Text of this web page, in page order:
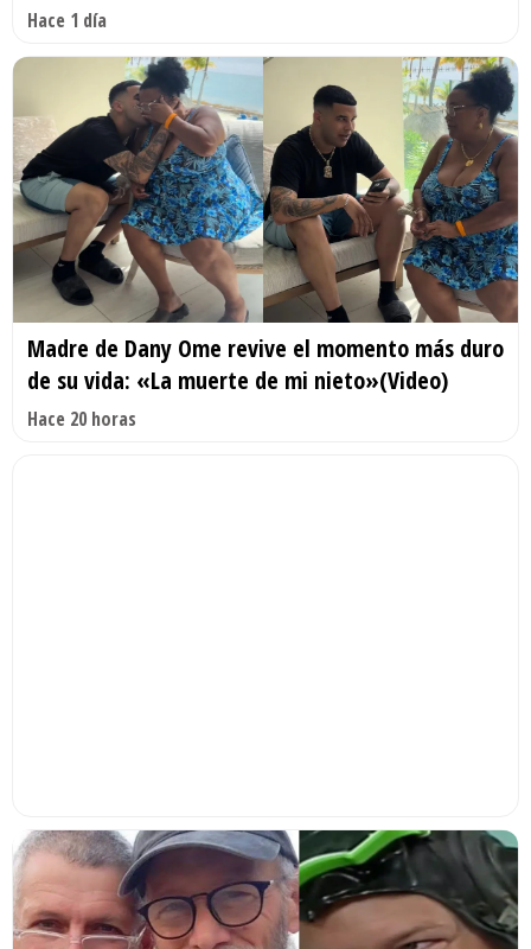
Hace 1 día
Madre de Dany Ome revive el momento más duro
de su vida: «La muerte de mi nieto»(Video)
Hace 20 horas